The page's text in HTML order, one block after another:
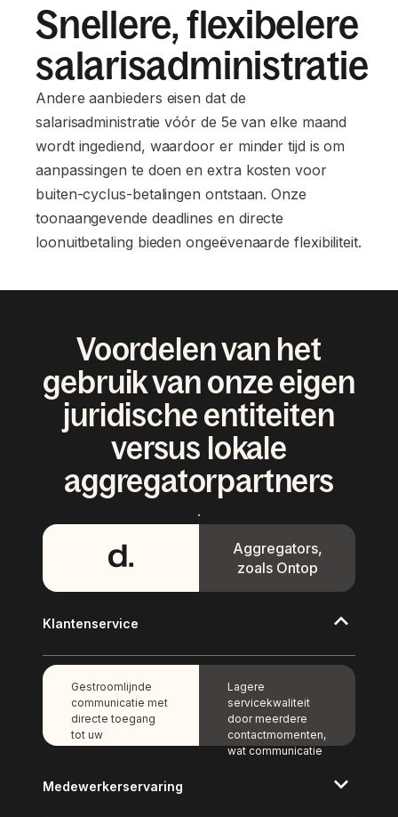
Snellere, flexibelere
salarisadministratie
Andere aanbieders eisen dat de
salarisadministratie vóór de 5e van elke maand
wordt ingediend, waardoor er minder tijd is om
aanpassingen te doen en extra kosten voor
buiten-cyclus-betalingen ontstaan. Onze
toonaangevende deadlines en directe
loonuitbetaling bieden ongeëvenaarde flexibiliteit.
Voordelen van het
gebruik van onze eigen
juridische entiteiten
versus lokale
aggregatorpartners
.
Aggregators,
zoals Ontop
Klantenservice
Gestroomlijnde
communicatie met
directe toegang
tot uw
contactmomenten.
Lagere
servicekwaliteit
door meerdere
contactmomenten,
wat communicatie
Medewerkerservaring